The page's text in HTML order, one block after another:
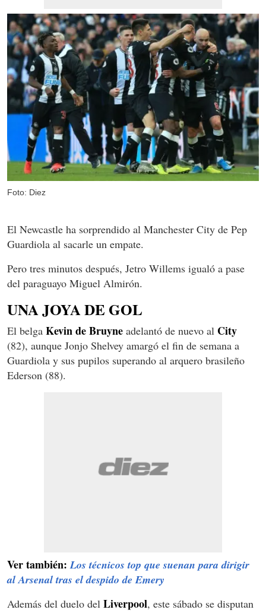
Foto: Diez
El Newcastle ha sorprendido al Manchester City de Pep
Guardiola al sacarle un empate.
Pero tres minutos después, Jetro Willems igualó a pase
del paraguayo Miguel Almirón.
UNA JOYA DE GOL
El belga Kevin de Bruyne adelantó de nuevo al City
(82), aunque Jonjo Shelvey amargó el fin de semana a
Guardiola y sus pupilos superando al arquero brasileño
Ederson (88).
Ver también:Los técnicos top que suenan para dirigir
al Arsenal tras el despido de Emery
Además del duelo del Liverpool, este sábado se disputan